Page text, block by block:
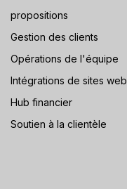
propositions
Gestion des clients
Opérations de l'équipe
Intégrations de sites web
Hub financier
Soutien à la clientèle